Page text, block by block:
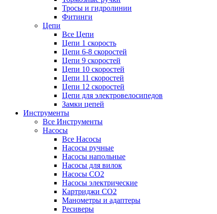
Тросы и гидролинии
Фитинги
Цепи
Все Цепи
Цепи 1 скорость
Цепи 6-8 скоростей
Цепи 9 скоростей
Цепи 10 скоростей
Цепи 11 скоростей
Цепи 12 скоростей
Цепи для электровелосипедов
Замки цепей
Инструменты
Все Инструменты
Насосы
Все Насосы
Насосы ручные
Насосы напольные
Насосы для вилок
Насосы CO2
Насосы электрические
Картриджи CO2
Манометры и адаптеры
Ресиверы